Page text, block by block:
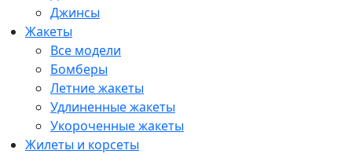
Джинсы
Жакеты
Все модели
Бомберы
Летние жакеты
Удлиненные жакеты
Укороченные жакеты
Жилеты и корсеты